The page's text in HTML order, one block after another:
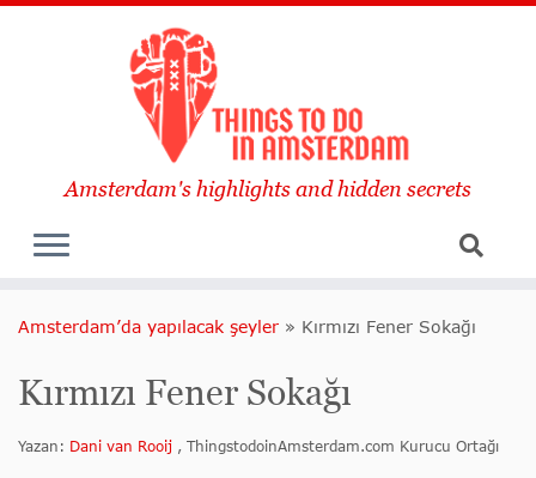
Amsterdam's highlights and hidden secrets
Amsterdam’da yapılacak şeyler » Kırmızı Fener Sokağı
Kırmızı Fener Sokağı
Yazan: Dani van Rooij , ThingstodoinAmsterdam.com Kurucu Ortağı